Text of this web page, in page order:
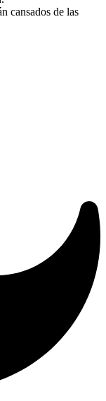
cansados de las